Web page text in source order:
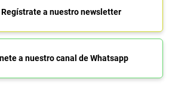
Regístrate a nuestro newsletter
a nuestro canal de Whatsapp